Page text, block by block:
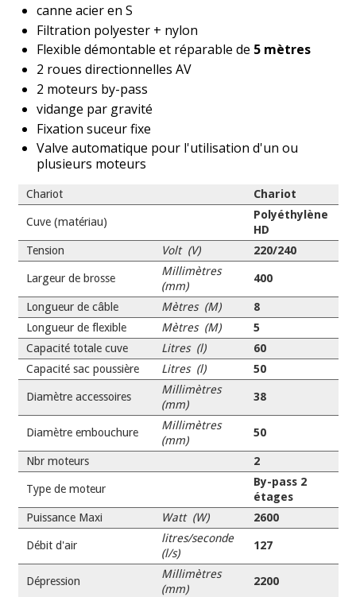
canne acier en S
Filtration polyester + nylon
Flexible démontable et réparable de 5 mètres
2 roues directionnelles AV
2 moteurs by-pass
vidange par gravité
Fixation suceur fixe
Valve automatique pour l'utilisation d'un ou
plusieurs moteurs
Chariot Chariot
Cuve (matériau)
Polyéthylène
HD
Tension
Volt (V) 220/240
Largeur de brosse
Millimètres
(mm)
400
Longueur de câble Mètres (M)
8
Longueur de flexible
Mètres (M)
5
Capacité totale cuve
Litres (l)
60
Capacité sac poussière
Litres (l) 50
Diamètre accessoires
Millimètres
(mm)
38
Diamètre embouchure
Millimètres
(mm)
50
Nbr moteurs 2
Type de moteur
By-pass 2
étages
Puissance Maxi
Watt (W) 2600
Débit d'air
litres/seconde
(l/s)
127
Dépression
Millimètres
(mm)
2200